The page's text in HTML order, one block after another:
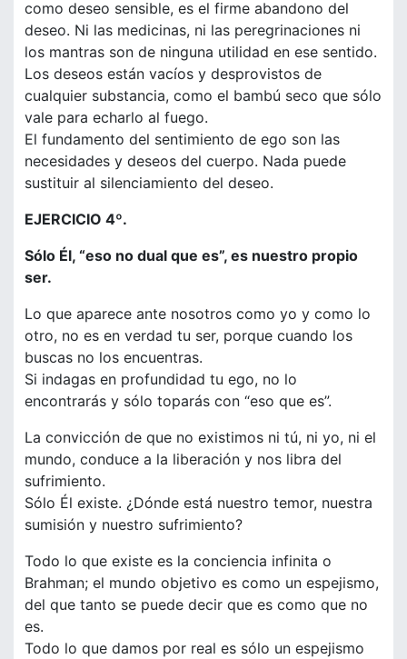
como deseo sensible, es el firme abandono del
deseo. Ni las medicinas, ni las peregrinaciones ni
los mantras son de ninguna utilidad en ese sentido.
Los deseos están vacíos y desprovistos de
cualquier substancia, como el bambú seco que sólo
vale para echarlo al fuego.
El fundamento del sentimiento de ego son las
necesidades y deseos del cuerpo. Nada puede
sustituir al silenciamiento del deseo.
EJERCICIO 4º.
Sólo Él, “eso no dual que es”, es nuestro propio
ser.
Lo que aparece ante nosotros como yo y como lo
otro, no es en verdad tu ser, porque cuando los
buscas no los encuentras.
Si indagas en profundidad tu ego, no lo
encontrarás y sólo toparás con “eso que es”.
La convicción de que no existimos ni tú, ni yo, ni el
mundo, conduce a la liberación y nos libra del
sufrimiento.
Sólo Él existe. ¿Dónde está nuestro temor, nuestra
sumisión y nuestro sufrimiento?
Todo lo que existe es la conciencia infinita o
Brahman; el mundo objetivo es como un espejismo,
del que tanto se puede decir que es como que no
es.
Todo lo que damos por real es sólo un espejismo